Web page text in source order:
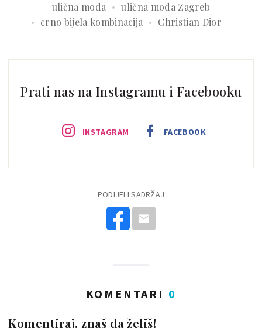
ulična moda
ulična moda Zagreb
crno bijela kombinacija
Christian Dior
Prati nas na Instagramu i Facebooku
INSTAGRAM FACEBOOK
PODIJELI SADRŽAJ
KOMENTARI 0
Komentiraj, znaš da želiš!